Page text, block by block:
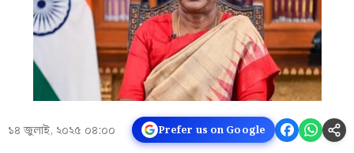
১৪ জুলাই, ২০২৫ ০৪:০০ Prefer us on Google